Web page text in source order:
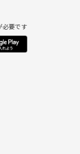
必要です